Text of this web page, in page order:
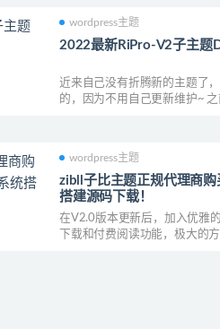
wordpress主题
2022最新RiPro-V2子主题
近来自己没有折腾新的主题了
的，因为不用自己更新维护~
wordpress主题
zibll子比主题正规代理商
搭建源码下载！
在V2.0版本更新后，加入优雅
下载和付费阅读功能，极大的